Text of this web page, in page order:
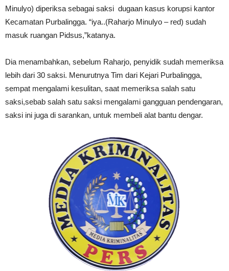
Minulyo) diperiksa sebagai saksi dugaan kasus korupsi kantor
Kecamatan Purbalingga. “iya..(Raharjo Minulyo – red) sudah
masuk ruangan Pidsus,”katanya.
Dia menambahkan, sebelum Raharjo, penyidik sudah memeriksa
lebih dari 30 saksi. Menurutnya Tim dari Kejari Purbalingga,
sempat mengalami kesulitan, saat memeriksa salah satu
saksi,sebab salah satu saksi mengalami gangguan pendengaran,
saksi ini juga di sarankan, untuk membeli alat bantu dengar.